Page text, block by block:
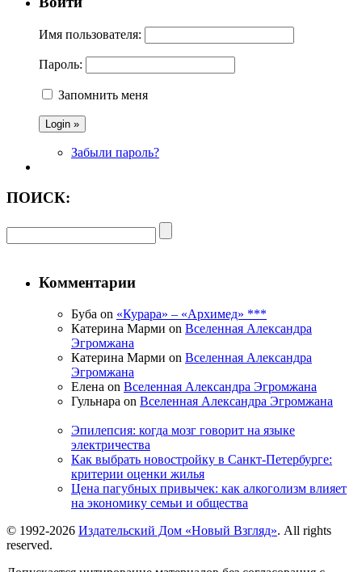
Имя пользователя:
Пароль:
Запомнить меня
Забыли пароль?
ПОИСК:
Комментарии
Буба on «Курара» – «Архимед» ***
Катерина Марми on Вселенная Александра
Эгромжана
Катерина Марми on Вселенная Александра
Эгромжана
Елена on Вселенная Александра Эгромжана
Гульнара on Вселенная Александра Эгромжана
Эпилепсия: когда мозг говорит на языке
электричества
Как выбрать новостройку в Санкт-Петербурге:
критерии оценки жилья
Цена пагубных привычек: как алкоголизм влияет
на экономику семьи и общества
© 1992-2026 Издательский Дом «Новый Взгляд». All rights
reserved.